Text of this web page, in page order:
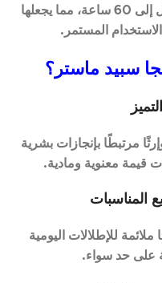
توفر الساعة احتياطي طاقة يصل إلى 60 ساعة، مما يجعلها
المستمر.
سبيد ماستر؟
مرتبطًا بإنجازات بشرية
قيمة معنوية ومادية.
للإطلالات اليومية
على حد سواء.